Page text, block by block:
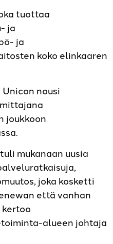
tuottaa
ja
ja
koko elinkaaren
nousi
joukkoon
mukanaan uusia
joka kosketti
että vanhan
kertoo
alueen johtaja